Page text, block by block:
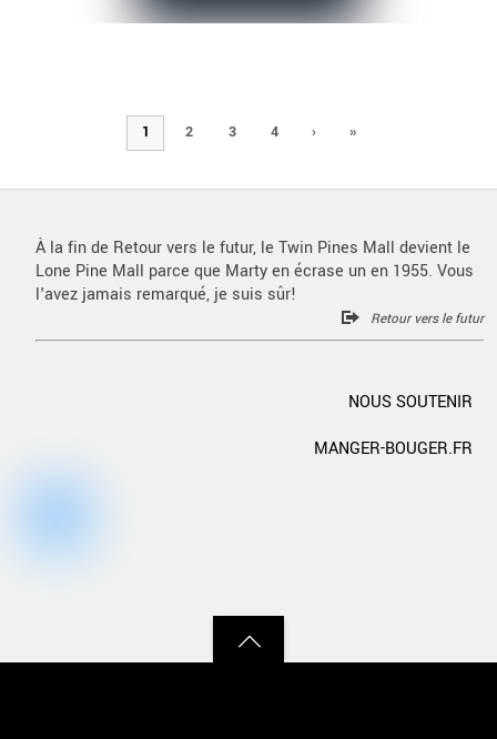
1 2 3 4 › »
À la fin de Retour vers le futur, le Twin Pines Mall devient le
Lone Pine Mall parce que Marty en écrase un en 1955. Vous
l'avez jamais remarqué, je suis sûr!
Retour vers le futur
NOUS SOUTENIR
MANGER-BOUGER.FR
Back